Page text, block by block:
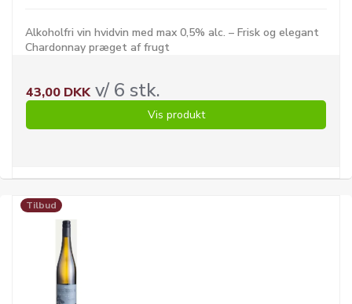
Alkoholfri vin hvidvin med max 0,5% alc. – Frisk og elegant
Chardonnay præget af frugt
43,00 DKKv/ 6 stk.
Vis produkt
Tilbud